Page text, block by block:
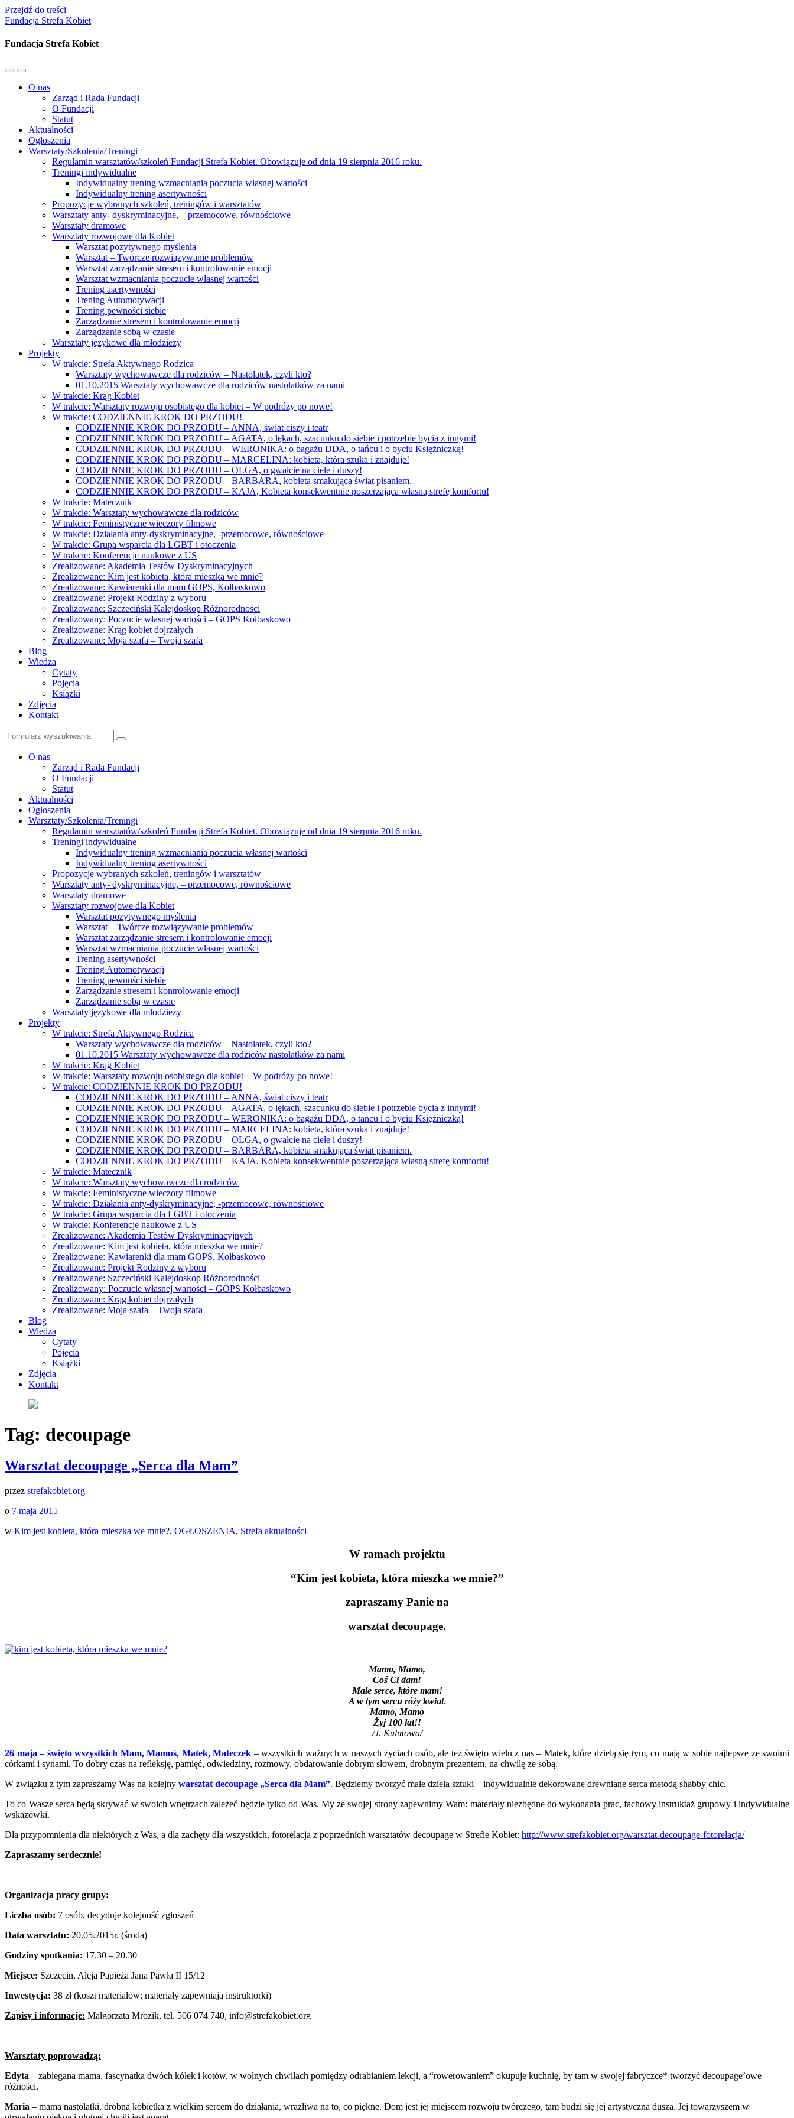
Przejdź do treści
Fundacja Strefa Kobiet
Fundacja Strefa Kobiet
Przełącz
mobilne
Przełącz
pole
wyszukiwania
O nas
Zarząd i Rada Fundacji
O Fundacji
Statut
Aktualności
Ogłoszenia
Warsztaty/Szkolenia/Treningi
Regulamin warsztatów/szkoleń Fundacji Strefa Kobiet. Obowiązuje od dnia 19 sierpnia 2016 roku.
Treningi indywidualne
Indywidualny trening wzmacniania poczucia własnej wartości
Indywidualny trening asertywności
Propozycje wybranych szkoleń, treningów i warsztatów
Warsztaty anty- dyskryminacyjne, – przemocowe, równościowe
Warsztaty dramowe
Warsztaty rozwojowe dla Kobiet
Warsztat pozytywnego myślenia
Warsztat – Twórcze rozwiązywanie problemów
Warsztat zarządzanie stresem i kontrolowanie emocji
Warsztat wzmacniania poczucie własnej wartości
Trening asertywności
Trening Automotywacji
Trening pewności siebie
Zarządzanie stresem i kontrolowanie emocji
Zarządzanie sobą w czasie
Warsztaty językowe dla młodziezy
Projekty
W trakcie: Strefa Aktywnego Rodzica
Warsztaty wychowawcze dla rodziców – Nastolatek, czyli kto?
01.10.2015 Warsztaty wychowawcze dla rodziców nastolatków za nami
W trakcie: Krąg Kobiet
W trakcie: Warsztaty rozwoju osobistego dla kobiet – W podróży po nowe!
W trakcie: CODZIENNIE KROK DO PRZODU!
CODZIENNIE KROK DO PRZODU – ANNA, świat ciszy i teatr
CODZIENNIE KROK DO PRZODU – AGATA, o lękach, szacunku do siebie i potrzebie bycia z innymi!
CODZIENNIE KROK DO PRZODU – WERONIKA: o bagażu DDA, o tańcu i o byciu Księżniczką!
CODZIENNIE KROK DO PRZODU – MARCELINA: kobieta, która szuka i znajduje!
CODZIENNIE KROK DO PRZODU – OLGA, o gwałcie na ciele i duszy!
CODZIENNIE KROK DO PRZODU – BARBARA, kobieta smakująca świat pisaniem.
CODZIENNIE KROK DO PRZODU – KAJA, Kobieta konsekwentnie poszerzająca własną strefę komfortu!
W trakcie: Matecznik
W trakcie: Warsztaty wychowawcze dla rodziców
W trakcie: Feministyczne wieczory filmowe
W trakcie: Działania anty-dyskryminacyjne, -przemocowe, równościowe
W trakcie: Grupa wsparcia dla LGBT i otoczenia
W trakcie: Konferencje naukowe z US
Zrealizowane: Akademia Testów Dyskryminacyjnych
Zrealizowane: Kim jest kobieta, która mieszka we mnie?
Zrealizowane: Kawiarenki dla mam GOPS, Kołbaskowo
Zrealizowane: Projekt Rodziny z wyboru
Zrealizowane: Szczeciński Kalejdoskop Różnorodności
Zrealizowany: Poczucie własnej wartości – GOPS Kołbaskowo
Zrealizowane: Krąg kobiet dojrzałych
Zrealizowane: Moja szafa – Twoja szafa
Blog
Wiedza
Cytaty
Pojęcia
Książki
Zdjęcia
Kontakt
Szukaj
O nas
Zarząd i Rada Fundacji
O Fundacji
Statut
Aktualności
Ogłoszenia
Warsztaty/Szkolenia/Treningi
Regulamin warsztatów/szkoleń Fundacji Strefa Kobiet. Obowiązuje od dnia 19 sierpnia 2016 roku.
Treningi indywidualne
Indywidualny trening wzmacniania poczucia własnej wartości
Indywidualny trening asertywności
Propozycje wybranych szkoleń, treningów i warsztatów
Warsztaty anty- dyskryminacyjne, – przemocowe, równościowe
Warsztaty dramowe
Warsztaty rozwojowe dla Kobiet
Warsztat pozytywnego myślenia
Warsztat – Twórcze rozwiązywanie problemów
Warsztat zarządzanie stresem i kontrolowanie emocji
Warsztat wzmacniania poczucie własnej wartości
Trening asertywności
Trening Automotywacji
Trening pewności siebie
Zarządzanie stresem i kontrolowanie emocji
Zarządzanie sobą w czasie
Warsztaty językowe dla młodziezy
Projekty
W trakcie: Strefa Aktywnego Rodzica
Warsztaty wychowawcze dla rodziców – Nastolatek, czyli kto?
01.10.2015 Warsztaty wychowawcze dla rodziców nastolatków za nami
W trakcie: Krąg Kobiet
W trakcie: Warsztaty rozwoju osobistego dla kobiet – W podróży po nowe!
W trakcie: CODZIENNIE KROK DO PRZODU!
CODZIENNIE KROK DO PRZODU – ANNA, świat ciszy i teatr
CODZIENNIE KROK DO PRZODU – AGATA, o lękach, szacunku do siebie i potrzebie bycia z innymi!
CODZIENNIE KROK DO PRZODU – WERONIKA: o bagażu DDA, o tańcu i o byciu Księżniczką!
CODZIENNIE KROK DO PRZODU – MARCELINA: kobieta, która szuka i znajduje!
CODZIENNIE KROK DO PRZODU – OLGA, o gwałcie na ciele i duszy!
CODZIENNIE KROK DO PRZODU – BARBARA, kobieta smakująca świat pisaniem.
CODZIENNIE KROK DO PRZODU – KAJA, Kobieta konsekwentnie poszerzająca własną strefę komfortu!
W trakcie: Matecznik
W trakcie: Warsztaty wychowawcze dla rodziców
W trakcie: Feministyczne wieczory filmowe
W trakcie: Działania anty-dyskryminacyjne, -przemocowe, równościowe
W trakcie: Grupa wsparcia dla LGBT i otoczenia
W trakcie: Konferencje naukowe z US
Zrealizowane: Akademia Testów Dyskryminacyjnych
Zrealizowane: Kim jest kobieta, która mieszka we mnie?
Zrealizowane: Kawiarenki dla mam GOPS, Kołbaskowo
Zrealizowane: Projekt Rodziny z wyboru
Zrealizowane: Szczeciński Kalejdoskop Różnorodności
Zrealizowany: Poczucie własnej wartości – GOPS Kołbaskowo
Zrealizowane: Krąg kobiet dojrzałych
Zrealizowane: Moja szafa – Twoja szafa
Blog
Wiedza
Cytaty
Pojęcia
Książki
Zdjęcia
Kontakt
Tag: decoupage
Warsztat decoupage „Serca dla Mam”
przez strefakobiet.org
o 7 maja 2015
w Kim jest kobieta, która mieszka we mnie?, OGŁOSZENIA, Strefa aktualności
W ramach projektu
“Kim jest kobieta, która mieszka we mnie?”
zapraszamy Panie na
warsztat decoupage.
Mamo, Mamo,
Coś Ci dam!
Małe serce, które mam!
A w tym sercu róży kwiat.
Mamo, Mamo
Żyj 100 lat!!
/J. Kulmowa/
26 maja – święto wszystkich Mam, Mamuś, Matek, Mateczek – wszystkich ważnych w naszych życiach osób, ale też święto wielu z nas – Matek, które dzielą się tym, co mają w sobie najlepsze ze swoimi
córkami i synami. To dobry czas na refleksję, pamięć, odwiedziny, rozmowy, obdarowanie dobrym słowem, drobnym prezentem, na chwilę ze sobą.
W związku z tym zapraszamy Was na kolejny warsztat decoupage „Serca dla Mam”. Będziemy tworzyć małe dzieła sztuki – indywidualnie dekorowane drewniane serca metodą shabby chic.
To co Wasze serca będą skrywać w swoich wnętrzach zależeć będzie tylko od Was. My ze swojej strony zapewnimy Wam: materiały niezbędne do wykonania prac, fachowy instruktaż grupowy i indywidualne
wskazówki.
Dla przypomnienia dla niektórych z Was, a dla zachęty dla wszystkich, fotorelacja z poprzednich warsztatów decoupage w Strefie Kobiet: http://www.strefakobiet.org/warsztat-decoupage-fotorelacja/
Zapraszamy serdecznie!
Organizacja pracy grupy:
Liczba osób: 7 osób, decyduje kolejność zgłoszeń
Data warsztatu: 20.05.2015r. (środa)
Godziny spotkania: 17.30 – 20.30
Miejsce: Szczecin, Aleja Papieża Jana Pawła II 15/12
Inwestycja: 38 zł (koszt materiałów; materiały zapewniają instruktorki)
Zapisy i informacje: Małgorzata Mrozik, tel. 506 074 740, info@strefakobiet.org
Warsztaty poprowadzą:
Edyta – zabiegana mama, fascynatka dwóch kółek i kotów, w wolnych chwilach pomiędzy odrabianiem lekcji, a “rowerowaniem” okupuje kuchnię, by tam w swojej fabryczce* tworzyć decoupage’owe
różności.
Maria – mama nastolatki, drobna kobietka z wielkim sercem do działania, wrażliwa na to, co piękne. Dom jest jej miejscem rozwoju twórczego, tam budzi się jej artystyczna dusza. Jej towarzyszem w